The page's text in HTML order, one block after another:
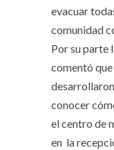
evacuar
comunidad
Por su parte
comentó
conocer
el centro de
en la